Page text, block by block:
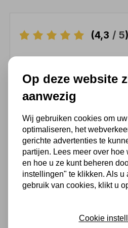
(4,3 / 5)
Voor 16.00 u
verzonden
548 51 75 75
1.500 m2 winkel in
Twents
Ook handig
Op deze website
aanwezig
Wij gebruiken cookies om
optimaliseren, het
gerichte advertenties te
partijen. Lees meer over
en hoe u ze kunt beheren
instellingen" te klikken. Als u
gebruik van cookies, klikt u
Cookie